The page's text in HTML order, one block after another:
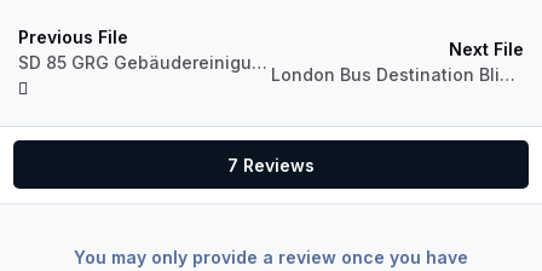
Previous File
SD 85 GRG Gebäudereinigung
Next File
London Bus Destination Blinds
7 Reviews
You may only provide a review once you have